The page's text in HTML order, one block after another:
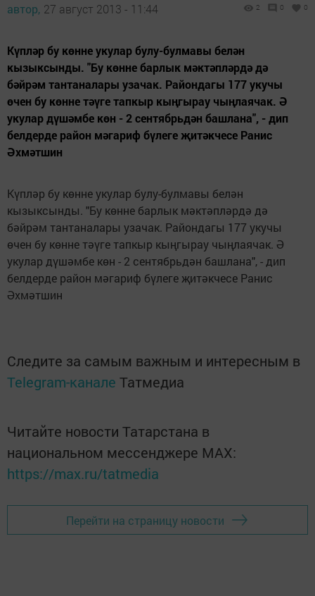
автор, 27 август 2013 - 11:44 2 0 0
Күпләр бу көнне укулар булу-булмавы белән
кызыксынды. "Бу көнне барлык мәктәпләрдә дә
бәйрәм тантаналары узачак. Райондагы 177 укучы
өчен бу көнне тәүге тапкыр кыңгырау чыңлаячак. Ә
укулар дүшәмбе көн - 2 сентябрьдән башлана", - дип
белдерде район мәгариф бүлеге җитәкчесе Ранис
Әхмәтшин
Күпләр бу көнне укулар булу-булмавы белән
кызыксынды. "Бу көнне барлык мәктәпләрдә дә
бәйрәм тантаналары узачак. Райондагы 177 укучы
өчен бу көнне тәүге тапкыр кыңгырау чыңлаячак. Ә
укулар дүшәмбе көн - 2 сентябрьдән башлана", - дип
белдерде район мәгариф бүлеге җитәкчесе Ранис
Әхмәтшин
Следите за самым важным и интересным в
Telegram-канале Татмедиа
Читайте новости Татарстана в
национальном мессенджере MАХ:
https://max.ru/tatmedia
Перейти на страницу новости